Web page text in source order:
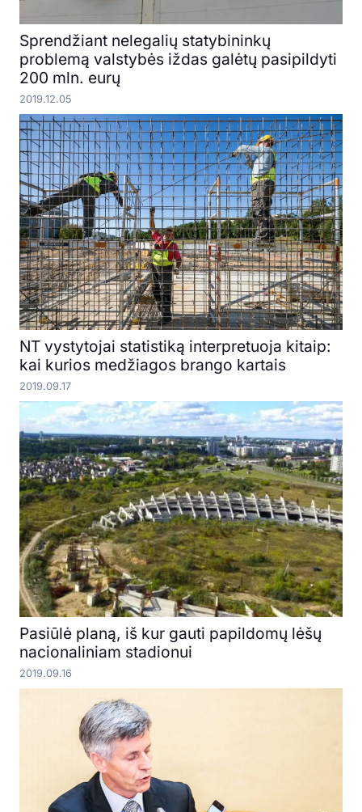
Sprendžiant nelegalių statybininkų
problemą valstybės iždas galėtų pasipildyti
200 mln. eurų
2019.12.05
NT vystytojai statistiką interpretuoja kitaip:
kai kurios medžiagos brango kartais
2019.09.17
Pasiūlė planą, iš kur gauti papildomų lėšų
nacionaliniam stadionui
2019.09.16